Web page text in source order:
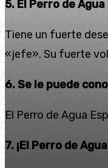
5. El Perro de
Tiene un fuerte
«jefe». Su fuerte
6. Se le puede
El Perro de Agua
7. ¡El Perro de